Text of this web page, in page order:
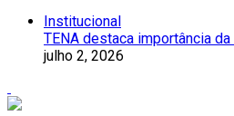
Institucional
TENA destaca importância
julho 2, 2026